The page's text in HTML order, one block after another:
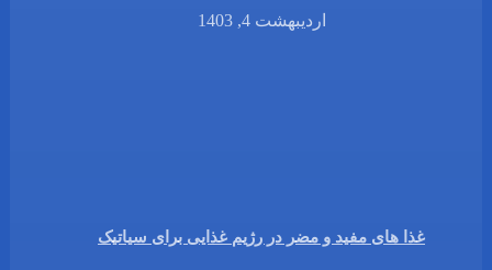
اردیبهشت 4, 1403
غذا های مفید و مضر در رژیم غذایی برای سیاتیک